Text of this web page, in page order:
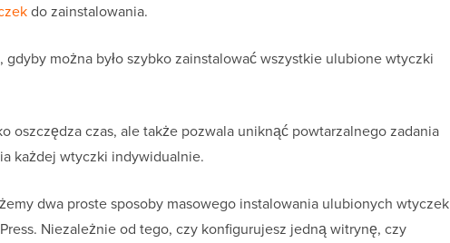
do zainstalowania.
gdyby można było szybko zainstalować wszystkie ulubione wtyczki
oszczędza czas, ale także pozwala uniknąć powtarzalnego zadania
każdej wtyczki indywidualnie.
dwa proste sposoby masowego instalowania ulubionych wtyczek
Niezależnie od tego, czy konfigurujesz jedną witrynę, czy